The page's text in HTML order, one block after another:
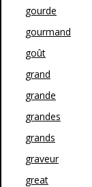
gourde
gourmand
goût
grand
grande
grandes
grands
graveur
great